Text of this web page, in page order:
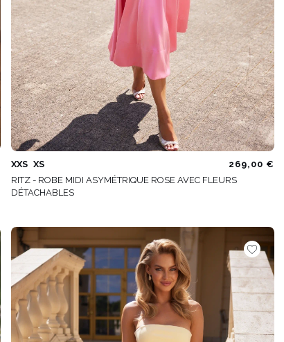
XXS XS
269,00 €
RITZ - ROBE MIDI ASYMÉTRIQUE ROSE AVEC FLEURS
DÉTACHABLES